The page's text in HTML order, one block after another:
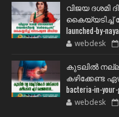
വിജയ
കൈയ്യടിച്ച്
launched-by-
webdesk
കുടലിൽ നല്ല
കഴിക്കേണ്ട ഏഴ്
bacteria-in-
webdesk